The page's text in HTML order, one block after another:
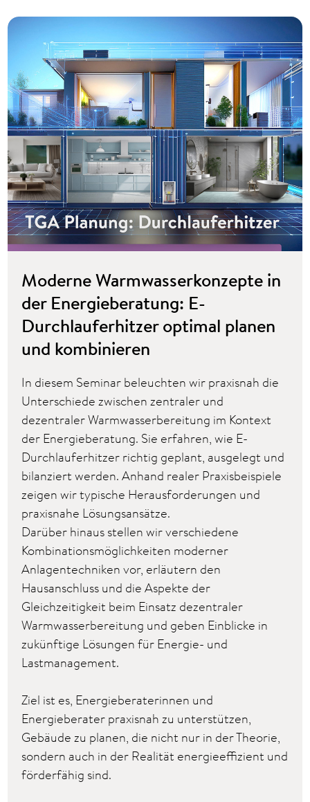
Moderne Warmwasserkonzepte in
der Energieberatung: E-
Durchlauferhitzer optimal planen
und kombinieren
In diesem Seminar beleuchten wir praxisnah die
Unterschiede zwischen zentraler und
dezentraler Warmwasserbereitung im Kontext
der Energieberatung. Sie erfahren, wie E-
Durchlauferhitzer richtig geplant, ausgelegt und
bilanziert werden. Anhand realer Praxisbeispiele
zeigen wir typische Herausforderungen und
praxisnahe Lösungsansätze.
Darüber hinaus stellen wir verschiedene
Kombinationsmöglichkeiten moderner
Anlagentechniken vor, erläutern den
Hausanschluss und die Aspekte der
Gleichzeitigkeit beim Einsatz dezentraler
Warmwasserbereitung und geben Einblicke in
zukünftige Lösungen für Energie- und
Lastmanagement.
Ziel ist es, Energieberaterinnen und
Energieberater praxisnah zu unterstützen,
Gebäude zu planen, die nicht nur in der Theorie,
sondern auch in der Realität energieeffizient und
förderfähig sind.